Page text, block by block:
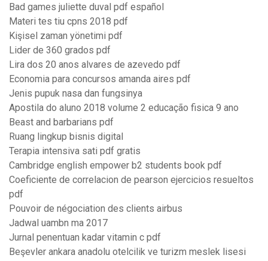
Bad games juliette duval pdf español
Materi tes tiu cpns 2018 pdf
Kişisel zaman yönetimi pdf
Lider de 360 grados pdf
Lira dos 20 anos alvares de azevedo pdf
Economia para concursos amanda aires pdf
Jenis pupuk nasa dan fungsinya
Apostila do aluno 2018 volume 2 educação fisica 9 ano
Beast and barbarians pdf
Ruang lingkup bisnis digital
Terapia intensiva sati pdf gratis
Cambridge english empower b2 students book pdf
Coeficiente de correlacion de pearson ejercicios resueltos
pdf
Pouvoir de négociation des clients airbus
Jadwal uambn ma 2017
Jurnal penentuan kadar vitamin c pdf
Beşevler ankara anadolu otelcilik ve turizm meslek lisesi